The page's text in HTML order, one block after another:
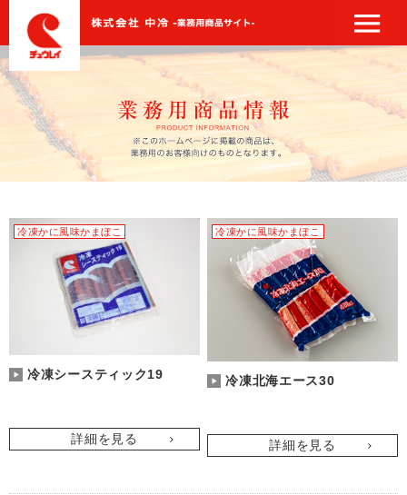
業務用商品情報
中冷の取り組み
採用情報
お問合せ
工場見学
冷凍シースティック19
詳細を見る
冷凍かに風味かまぼこ
冷凍北海エース30
詳細を見る
冷凍かに風味かまぼこ